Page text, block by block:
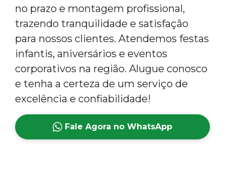
no prazo e montagem profissional,
trazendo tranquilidade e satisfação
para nossos clientes. Atendemos festas
infantis, aniversários e eventos
corporativos na região. Alugue conosco
e tenha a certeza de um serviço de
excelência e confiabilidade!
Fale Agora no WhatsApp